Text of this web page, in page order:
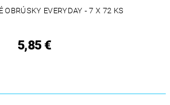
OBRÚSKY EVERYDAY - 7 X 72 KS
5,85 €